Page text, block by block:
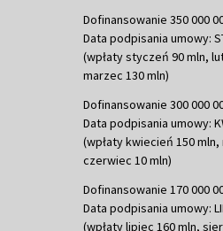
Dofinansowanie 350 000
Data podpisania umowy:
(wpłaty styczeń 90 mln,
marzec 130 mln)
Dofinansowanie 300 000
Data podpisania umowy:
(wpłaty kwiecień 150 mln,
czerwiec 10 mln)
Dofinansowanie 170 000
Data podpisania umowy:
(wpłaty lipiec 160 mln,